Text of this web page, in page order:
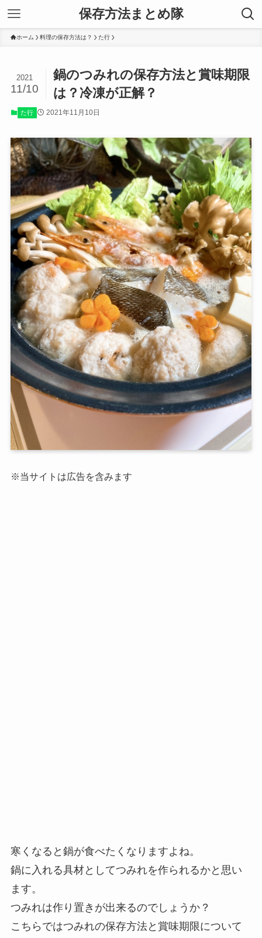
保存方法まとめ隊
ホーム 料理の保存方法は？ た行
鍋のつみれの保存方法と賞味期限
は？冷凍が正解？
2021
11/10
た行 2021年11月10日
※当サイトは広告を含みます
寒くなると鍋が食べたくなりますよね。
鍋に入れる具材としてつみれを作られるかと思い
ます。
つみれは作り置きが出来るのでしょうか？
こちらではつみれの保存方法と賞味期限について